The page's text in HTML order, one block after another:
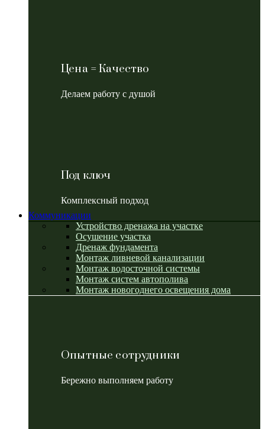
Цена = Качество
Делаем работу с душой
Под ключ
Комплексный подход
Коммуникации
Устройство дренажа на участке
Осушение участка
Дренаж фундамента
Монтаж ливневой канализации
Монтаж водосточной системы
Монтаж систем автополива
Монтаж новогоднего освещения дома
Опытные сотрудники
Бережно выполняем работу